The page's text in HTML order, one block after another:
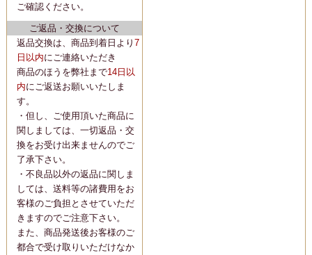
ご確認ください。
ご返品・交換について
返品交換は、商品到着日より 7
日以内にご連絡いただき
商品のほうを弊社まで14日以
内にご返送お願いいたしま
す。
・但し、ご使用頂いた商品に
関しましては、一切返品・交
換をお受け出来ませんのでご
了承下さい。
・不良品以外の返品に関しま
しては、送料等の諸費用をお
客様のご負担とさせていただ
きますのでご注意下さい。
また、商品発送後お客様のご
都合で受け取りいただけなか